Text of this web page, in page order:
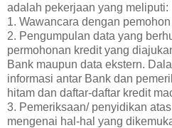
adalah pekerjaan yang meliputi:
1. Wawancara dengan
2. Pengumpulan data yang
permohonan kredit yang
Bank maupun data ekstern.
informasi antar Bank dan
hitam dan daftar-daftar kredit
3. Pemeriksaan/ penyidikan
mengenai hal-hal yang